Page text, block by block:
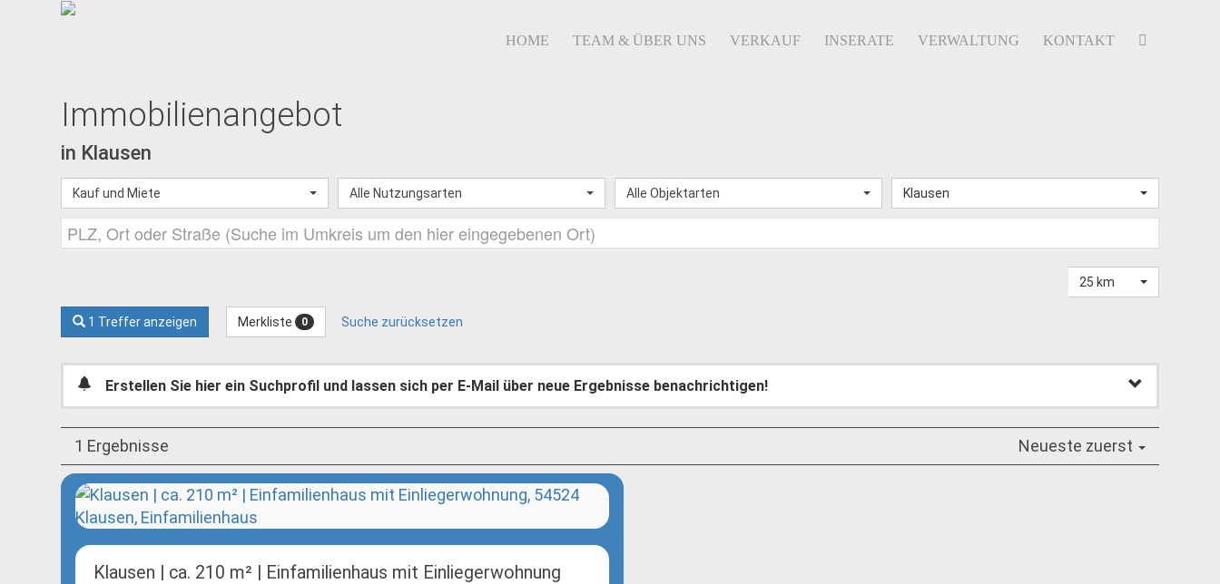
HOME TEAM & ÜBER UNS VERKAUF INSERATE VERWALTUNG KONTAKT
Immobilien­angebot
in Klausen
Kauf und Miete Alle Nutzungsarten Alle Objektarten Klausen
25 km
1 Treffer anzeigen Merkliste 0 Suche zurücksetzen
Erstellen Sie hier ein Suchprofil und lassen sich per E-Mail über neue Ergebnisse benachrichtigen!
1 Ergebnisse Neueste zuerst
Klausen | ca. 210 m² | Einfamilienhaus mit Einliegerwohnung